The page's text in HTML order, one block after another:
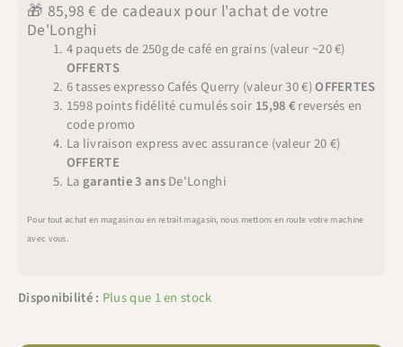
🎁 85,98 € de cadeaux pour l'achat de votre
De'Longhi
4 paquets de 250g de café en grains (valeur ~20 €)
OFFERTS
6 tasses expresso Cafés Querry (valeur 30 €)OFFERTES
1598 points fidélité cumulés soir 15,98 €reversés en
code promo
La livraison express avec assurance (valeur 20 €)
OFFERTE
La garantie 3 ansDe'Longhi
Pour tout achat en magasin ou en retrait magasin, nous mettons en route votre machine
avec vous.
Disponibilité : Plus que 1 en stock